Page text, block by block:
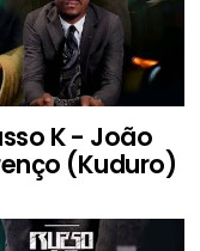
K - João
(Kuduro)